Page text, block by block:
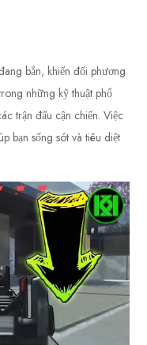
bắn, khiến đối phương
những kỹ thuật phổ
trận đấu cận chiến. Việc
bạn sống sót và tiêu diệt